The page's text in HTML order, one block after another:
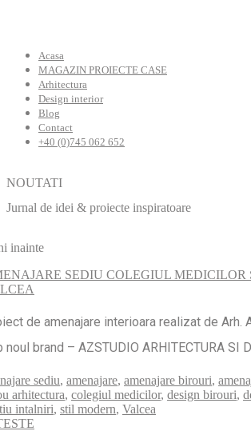
Acasa
MAGAZIN PROIECTE CASE
Arhitectura
Design interior
Blog
Contact
+40 (0)745 062 652
NOUTATI
Jurnal de idei & proiecte inspiratoare
inainte
SEDIU COLEGIUL MEDICILOR
de amenajare interioara realizat de Arh.
noul brand – AZSTUDIO ARHITECTURA SI
sediu, amenajare, amenajare birouri,
arhitectura, colegiul medicilor, design birouri,
intalniri, stil modern, Valcea